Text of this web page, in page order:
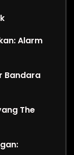
Alarm
Bandara
The